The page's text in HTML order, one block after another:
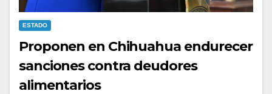
ESTADO
Proponen en Chihuahua endurecer
sanciones contra deudores
alimentarios